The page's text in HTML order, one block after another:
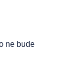
ne bude